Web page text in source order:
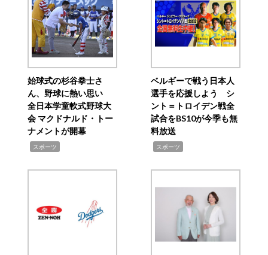
始球式の杉谷拳士さ
ん、野球に熱い思い
全日本学童軟式野球大
会 マクドナルド・トー
ナメントが開幕
スポーツ
ベルギーで戦う日本人
選手を応援しよう シ
ント＝トロイデン戦全
試合をBS10が今季も無
料放送
スポーツ